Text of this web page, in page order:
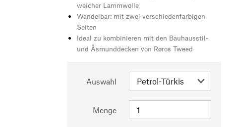
weicher Lammwolle
Wandelbar: mit zwei verschiedenfarbigen
Seiten
Ideal zu kombinieren mit den Bauhausstil-
und Åsmunddecken von Røros Tweed
Auswahl
Menge